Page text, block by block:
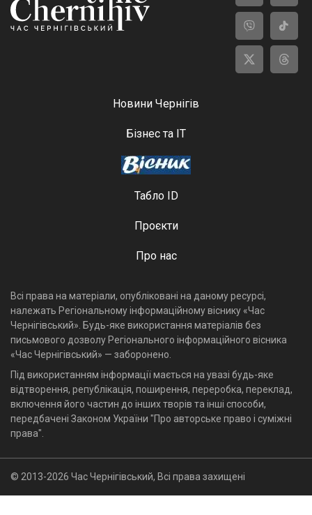
Новини Чернігів
Бізнес та ІТ
Табло ID
Проєкти
Про нас
Всі права на матеріали, опубліковані на даному ресурсі,
належать Регіональному інформаційному віснику «Час
Чернігівський». Будь-яке використання матеріалів без
письмового дозволу Регіонального інформаційного вісника
«Час Чернігівський» — заборонено.
Під використанням інформації мається на увазі будь-яке
відтворення, републікація, поширення, переробка, переклад,
включення його частин до інших творів та інші способи,
передбачені Законом України "Про авторське право і суміжні
права".
© 2013-2026 Час Чернігівський, Всі права захищені